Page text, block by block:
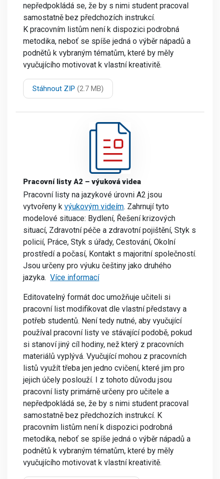
nepředpokládá se, že by s nimi student pracoval
samostatně bez předchozích instrukcí.
K pracovním listům není k dispozici podrobná
metodika, neboť se spíše jedná o výběr nápadů a
podnětů k vybraným tématům, které by měly
vyučujícího motivovat k vlastní kreativitě.
Stáhnout ZIP (2.7 MB)
Pracovní listy A2 – výuková videa
Pracovní listy na jazykové úrovni A2 jsou
vytvořeny k výukovým videím. Zahrnují tyto
modelové situace: Bydlení, Řešení krizových
situací, Zdravotní péče a zdravotní pojištění, Styk s
policií, Práce, Styk s úřady, Cestování, Okolní
prostředí a počasí, Kontakt s majoritní společností.
Jsou určeny pro výuku češtiny jako druhého
jazyka. Více informací
Editovatelný formát doc umožňuje učiteli si
pracovní list modifikovat dle vlastní představy a
potřeb studentů. Není tedy nutné, aby vyučující
používal pracovní listy ve stávající podobě, pokud
si stanoví jiný cíl hodiny, než který z pracovních
materiálů vyplývá. Vyučující mohou z pracovních
listů využít třeba jen jedno cvičení, které jim pro
jejich účely poslouží. I z tohoto důvodu jsou
pracovní listy primárně určeny pro učitele a
nepředpokládá se, že by s nimi student pracoval
samostatně bez předchozích instrukcí. K
pracovním listům není k dispozici podrobná
metodika, neboť se spíše jedná o výběr nápadů a
podnětů k vybraným tématům, které by měly
vyučujícího motivovat k vlastní kreativitě.